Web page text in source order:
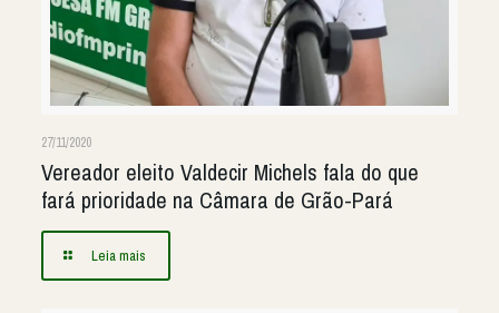
27/11/2020
Vereador eleito Valdecir Michels fala do que
fará prioridade na Câmara de Grão-Pará
Leia mais